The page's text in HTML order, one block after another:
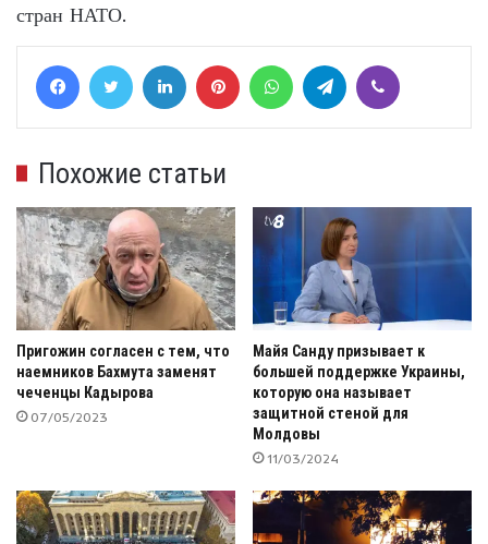
стран НАТО.
FacebookTwitter LinkedIn Pinterest WhatsAppTelegram
Похожие статьи
Пригожин согласен с тем, что
наемников Бахмута заменят
чеченцы Кадырова
07/05/2023
Майя Санду призывает к
большей поддержке Украины,
которую она называет
защитной стеной для
Молдовы
11/03/2024